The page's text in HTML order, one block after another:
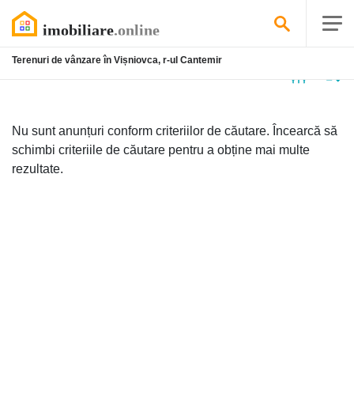
Terenuri de vânzare în Vișniovca, r-ul Cantemir
Nu sunt anunțuri conform criteriilor de căutare. Încearcă să
schimbi criteriile de căutare pentru a obține mai multe
rezultate.